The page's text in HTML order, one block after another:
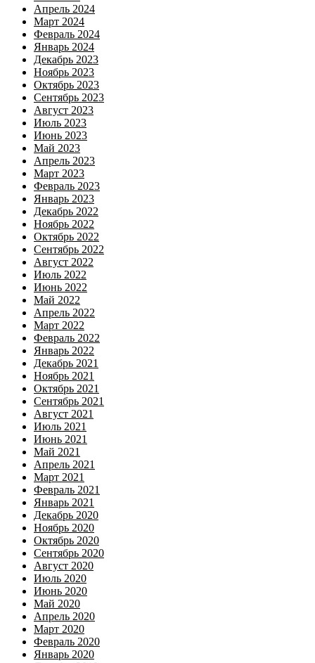
Апрель 2024
Март 2024
Февраль 2024
Январь 2024
Декабрь 2023
Ноябрь 2023
Октябрь 2023
Сентябрь 2023
Август 2023
Июль 2023
Июнь 2023
Май 2023
Апрель 2023
Март 2023
Февраль 2023
Январь 2023
Декабрь 2022
Ноябрь 2022
Октябрь 2022
Сентябрь 2022
Август 2022
Июль 2022
Июнь 2022
Май 2022
Апрель 2022
Март 2022
Февраль 2022
Январь 2022
Декабрь 2021
Ноябрь 2021
Октябрь 2021
Сентябрь 2021
Август 2021
Июль 2021
Июнь 2021
Май 2021
Апрель 2021
Март 2021
Февраль 2021
Январь 2021
Декабрь 2020
Ноябрь 2020
Октябрь 2020
Сентябрь 2020
Август 2020
Июль 2020
Июнь 2020
Май 2020
Апрель 2020
Март 2020
Февраль 2020
Январь 2020